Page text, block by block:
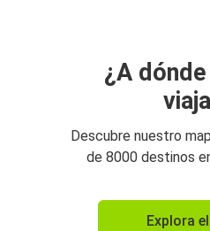
¿A
Descubre nuestro
de 8000 destinos
Explora